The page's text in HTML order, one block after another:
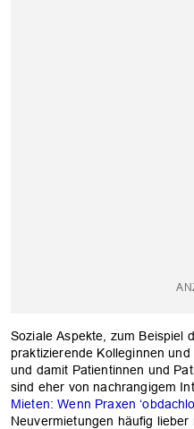
Soziale Aspekte, zum Beispiel
praktizierende Kolleginnen
und damit Patientinnen und
sind eher von nachrangigem
Mieten: Wenn Praxen
Neuvermietungen häufig lieber